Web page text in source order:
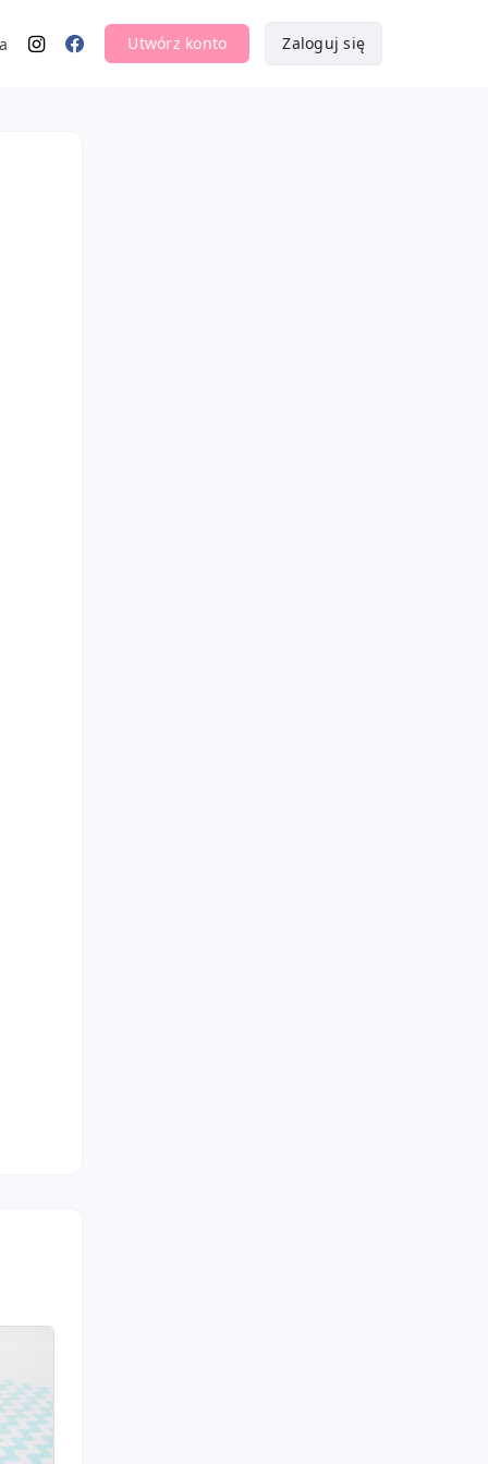
Utwórz konto Zaloguj się